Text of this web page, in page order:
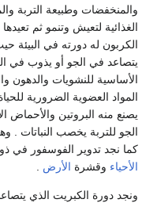
والمنخفضات وطبيعة التربة
الغذائية لتعيش وتنمو ثم
الكربون له دورته في البيئة
يتصاعد في الجو أو يذوب في
الأساسية للنشويات والدهون
المواد العضوية الضرورية
يصنع منه البروتين والأحماض
الجو للتربة يخصب النباتات .
كما نجد تدوير الفوسفور في
الأحياء وقشرة الأرض
ونجد دورة الكبريت الذي